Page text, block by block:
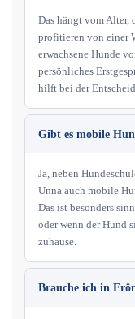
Das hängt vom Alter,
profitieren von einer
erwachsene Hunde
persönliches
hilft bei der
Gibt es mobile
Ja, neben
Unna auch mobile
Das ist besonders
oder wenn der Hund
zuhause.
Brauche ich in